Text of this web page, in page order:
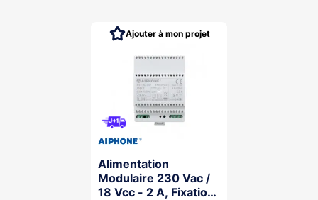
Alimentation
Modulaire 230 Vac /
18 Vcc - 2 A, Fixation
Ajouter à mon projet